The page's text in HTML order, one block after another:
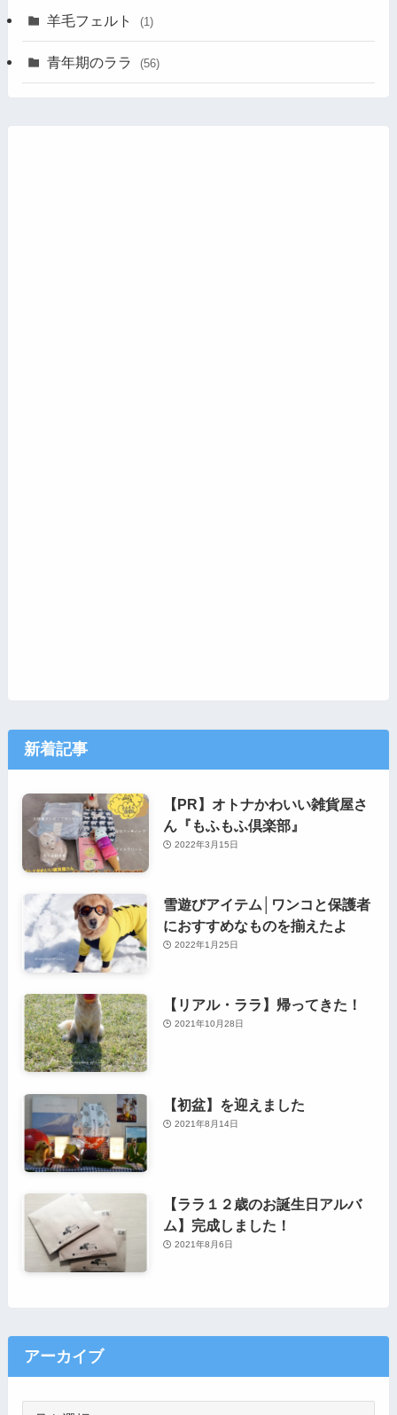
羊毛フェルト (1)
青年期のララ (56)
新着記事
【PR】オトナかわいい雑貨屋さ
ん『もふもふ倶楽部』
2022年3月15日
雪遊びアイテム│ワンコと保護者
におすすめなものを揃えたよ
2022年1月25日
【リアル・ララ】帰ってきた！
2021年10月28日
【初盆】を迎えました
2021年8月14日
【ララ１２歳のお誕生日アルバ
ム】完成しました！
2021年8月6日
アーカイブ